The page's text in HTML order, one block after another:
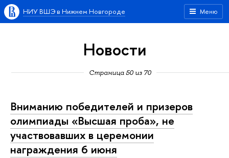
Меню
НИУ ВШЭ в Нижнем Новгороде
Новости
Страница 50 из 70
Вниманию победителей и призеров
олимпиады «Высшая проба», не
участвовавших в церемонии
награждения 6 июня